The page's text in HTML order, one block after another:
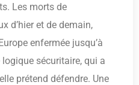
Les morts de
d’hier et de demain,
enfermée jusqu’à
sécuritaire, qui a
prétend défendre. Une